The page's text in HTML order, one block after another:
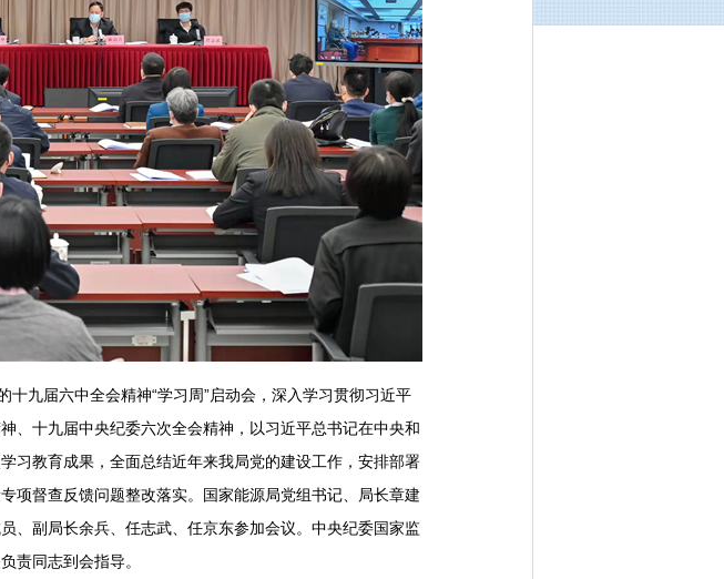
九届六中全会精神“学习周”启动会，深入学习贯彻习近平
、十九届中央纪委六次全会精神，以习近平总书记在中央和
习教育成果，全面总结近年来我局党的建设工作，安排部署
项督查反馈问题整改落实。国家能源局党组书记、局长章建
、副局长余兵、任志武、任京东参加会议。中央纪委国家监
责同志到会指导。